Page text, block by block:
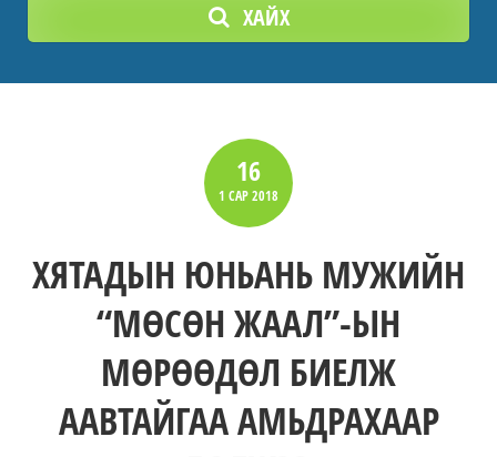
ХАЙХ
16
1 САР2018
ХЯТАДЫН ЮНЬАНЬ МУЖИЙН
“МӨСӨН ЖААЛ”-ЫН
МӨРӨӨДӨЛ БИЕЛЖ
ААВТАЙГАА АМЬДРАХААР